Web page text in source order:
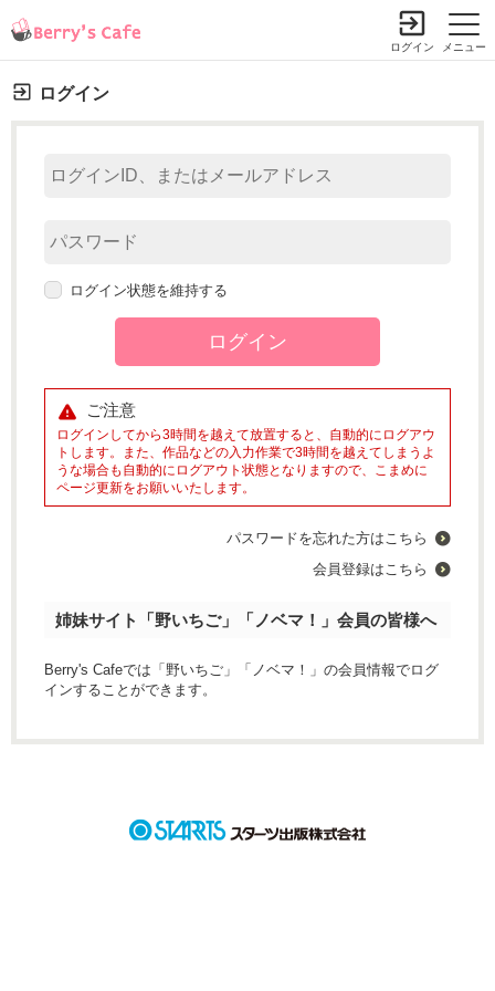
メニュー
ログイン
ログイン
ログイン状態を維持する
ご注意
ログインしてから3時間を越えて放置すると、自動的にログアウ
トします。また、作品などの入力作業で3時間を越えてしまうよ
うな場合も自動的にログアウト状態となりますので、こまめに
ページ更新をお願いいたします。
パスワードを忘れた方はこちら
会員登録はこちら
姉妹サイト「野いちご」「ノベマ！」会員の皆様へ
Berry's Cafeでは「野いちご」「ノベマ！」の会員情報でログ
インすることができます。